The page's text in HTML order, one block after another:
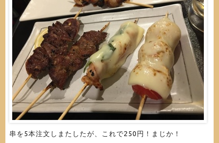
串を5本注文しまたしたが、これで250円！まじか！